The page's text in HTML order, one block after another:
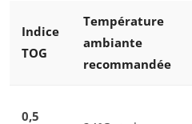
Indice
TOG
Température
ambiante
recommandée
0,5